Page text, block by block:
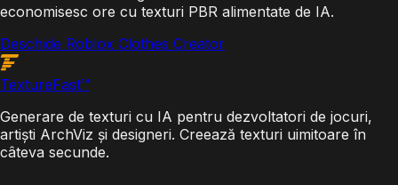
economisesc ore cu texturi PBR alimentate de IA.
Deschide Roblox Clothes Creator
TextureFast™
Generare de texturi cu IA pentru dezvoltatori de jocuri,
artiști ArchViz și designeri. Creează texturi uimitoare în
câteva secunde.